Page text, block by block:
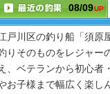
08/09UP
戸川区の釣り船「須原
りそのものをレジャー
、ベテランから初心者
お子様まで幅広く楽し